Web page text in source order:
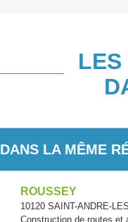
LES
DANS LA MÊME
ROUSSEY
10120 SAINT-ANDRE-
Construction de routes et